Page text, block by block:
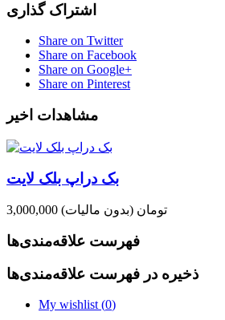
اشتراک گذاری
Share on Twitter
Share on Facebook
Share on Google+
Share on Pinterest
مشاهدات اخیر
بک دراپ بلک لایت
3,000,000 تومان (بدون مالیات)
فهرست علاقه‌مندی‌ها
ذخیره در فهرست علاقه‌مندی‌ها
My wishlist (0)